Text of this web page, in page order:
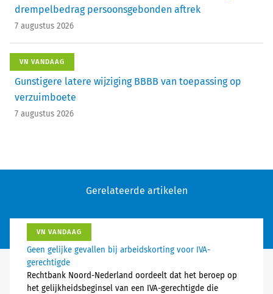
drempelbedrag persoonsgebonden aftrek
7 augustus 2026
VN VANDAAG
Gunstigere latere wijziging BBBB van toepassing op
verzuimboete
7 augustus 2026
Gerelateerde artikelen
VN VANDAAG
Geen gelijke gevallen bij arbeidskorting voor IVA-
gerechtigde
Rechtbank Noord-Nederland oordeelt dat het beroep op
het gelijkheidsbeginsel van een IVA-gerechtigde die